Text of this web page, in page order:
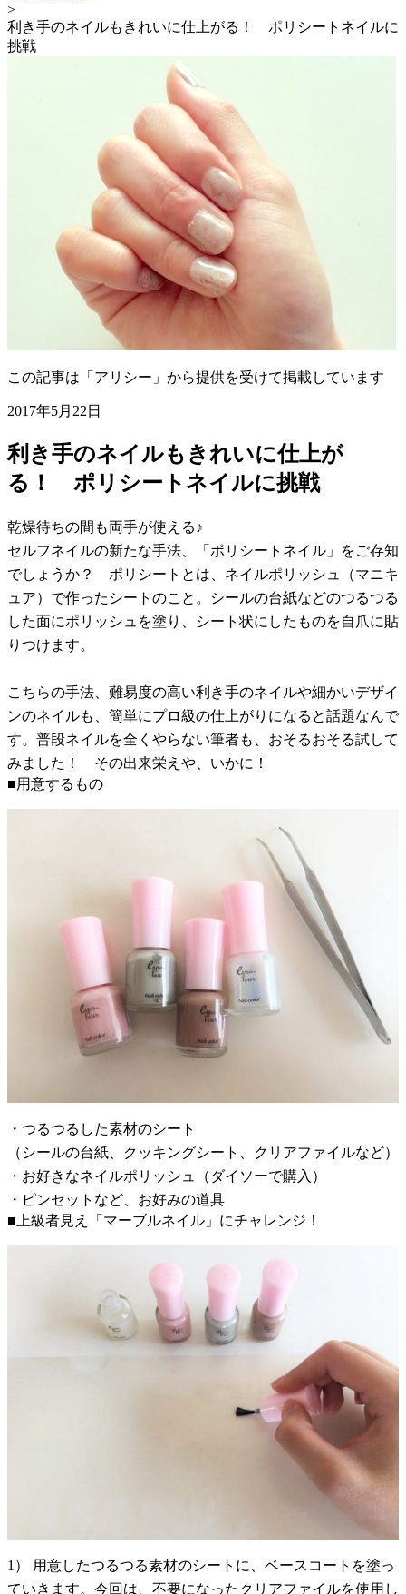
>
利き手のネイルもきれいに仕上がる！ ポリシートネイルに
挑戦
この記事は「アリシー」から提供を受けて掲載しています
2017年5月22日
利き手のネイルもきれいに仕上が
る！ ポリシートネイルに挑戦
乾燥待ちの間も両手が使える♪
セルフネイルの新たな手法、「ポリシートネイル」をご存知
でしょうか？ ポリシートとは、ネイルポリッシュ（マニキ
ュア）で作ったシートのこと。シールの台紙などのつるつる
した面にポリッシュを塗り、シート状にしたものを自爪に貼
りつけます。
こちらの手法、難易度の高い利き手のネイルや細かいデザイ
ンのネイルも、簡単にプロ級の仕上がりになると話題なんで
す。普段ネイルを全くやらない筆者も、おそるおそる試して
みました！ その出来栄えや、いかに！
■用意するもの
・つるつるした素材のシート
（シールの台紙、クッキングシート、クリアファイルなど）
・お好きなネイルポリッシュ（ダイソーで購入）
・ピンセットなど、お好みの道具
■上級者見え「マーブルネイル」にチャレンジ！
1） 用意したつるつる素材のシートに、ベースコートを塗っ
ていきます。今回は、不要になったクリアファイルを使用し